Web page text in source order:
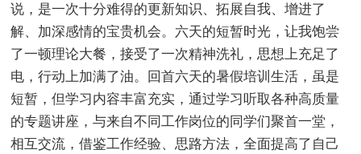
说，是一次十分难得的更新知识、拓展自我、增进了
解、加深感情的宝贵机会。六天的短暂时光，让我饱尝
了一顿理论大餐，接受了一次精神洗礼，思想上充足了
电，行动上加满了油。回首六天的暑假培训生活，虽是
短暂，但学习内容丰富充实，通过学习听取各种高质量
的专题讲座，与来自不同工作岗位的同学们聚首一堂，
相互交流，借鉴工作经验、思路方法，全面提高了自己